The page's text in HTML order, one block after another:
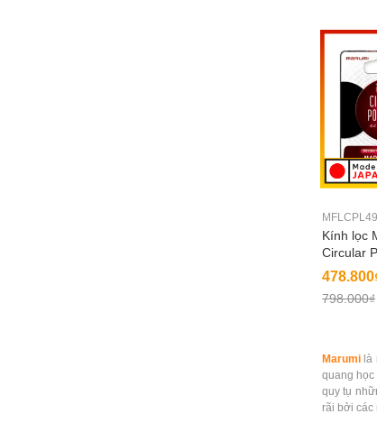
MFLCPL49
Kính lọc
Circular
798.000₫
Marumi là
quang
quy tụ
rãi bởi các